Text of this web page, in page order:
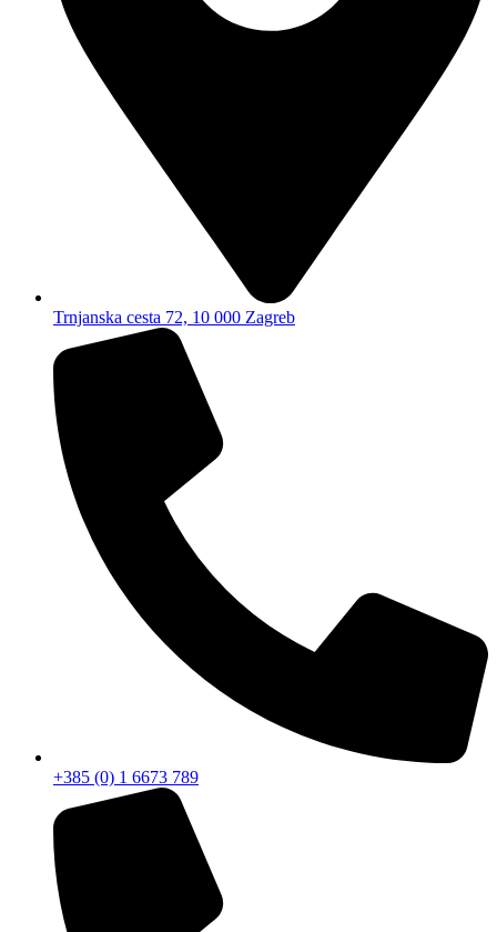
Trnjanska cesta 72, 10 000 Zagreb
+385 (0) 1 6673 789